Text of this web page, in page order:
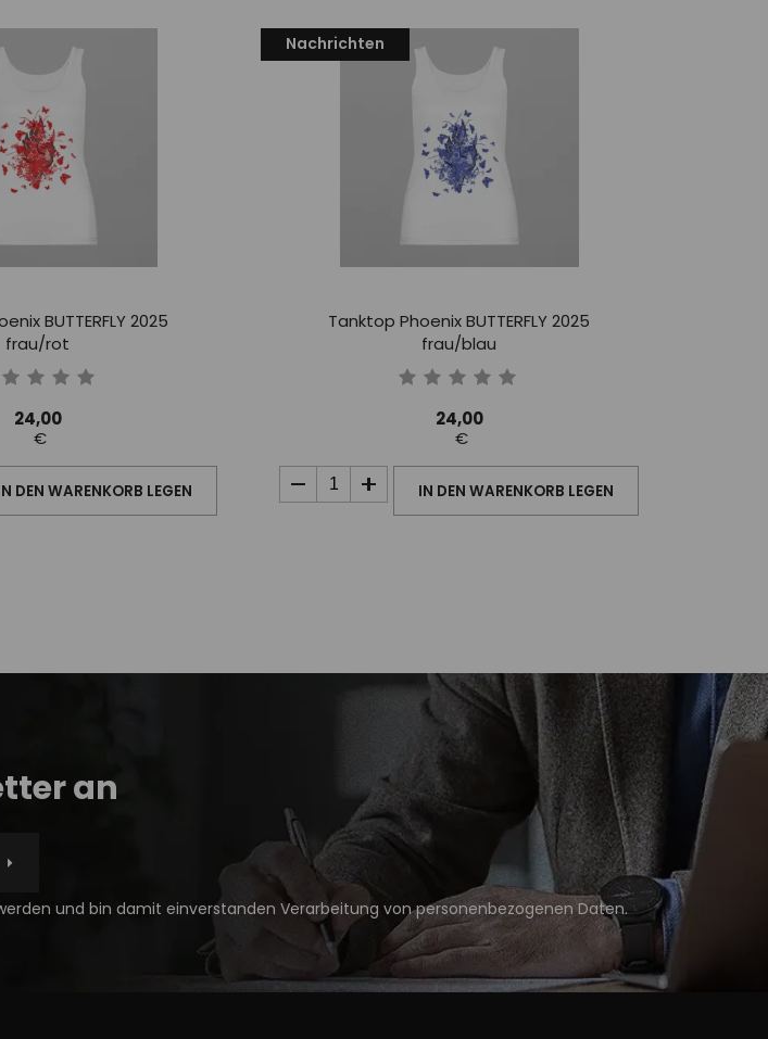
BUTTERFLY 2025
frau/rot
24,00
€
IN DEN WARENKORB LEGEN
Nachrichten
Tanktop Phoenix BUTTERFLY 2025
frau/blau
24,00
€
IN DEN WARENKORB LEGEN
an
und bin damit einverstanden Verarbeitung von personenbezogenen Daten.